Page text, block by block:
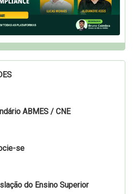
ABMES / CNE
se
do Ensino Superior